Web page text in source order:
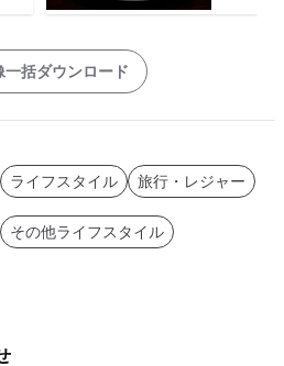
一括ダウンロード
ライフスタイル 旅行・レジャー
その他ライフスタイル